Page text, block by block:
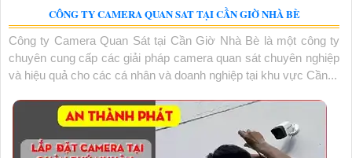
CÔNG TY CAMERA QUAN SAT TẠI CẦN GIỜ NHÀ BÈ
Công ty Camera Quan Sát tại Cần Giờ Nhà Bè là một công ty
chuyên cung cấp các giải pháp camera quan sát chuyên nghiệp
và hiệu quả cho các cá nhân và doanh nghiệp tại khu vực Cần...